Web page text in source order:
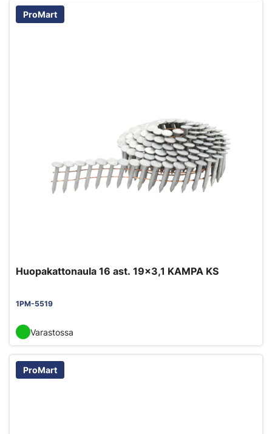
ProMart
Huopakattonaula 16 ast. 19x3,1 KAMPA KS
1PM-5519
Varastossa
ProMart